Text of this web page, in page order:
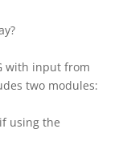
with input from
two modules:
using the